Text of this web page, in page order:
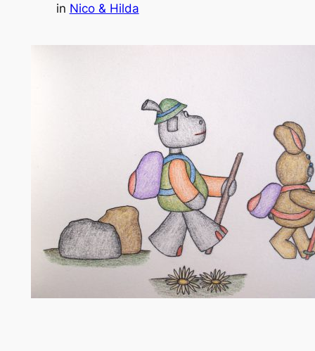
in Nico & Hilda